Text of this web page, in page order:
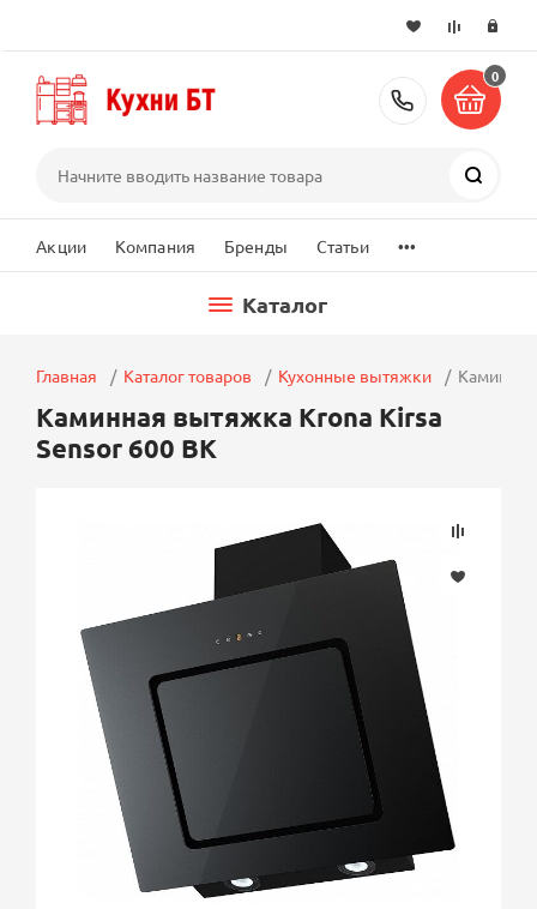
+7 (495)
0
Акции Компания Бренды Статьи ...
Каталог
Главная Каталог товаров Кухонные вытяжки
Каминная вытяжка Krona Kirsa
Sensor 600 BK